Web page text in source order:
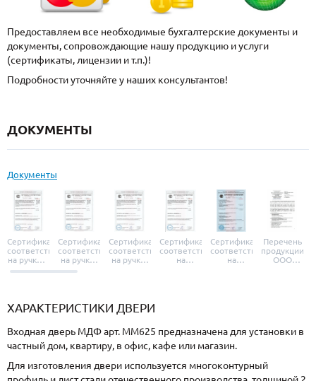
Предоставляем все необходимые бухгалтерские документы и
документы, сопровождающие нашу продукцию и услуги
(сертификаты, лицензии и т.п.)!
Подробности уточняйте у наших консультантов!
ДОКУМЕНТЫ
Документы
Сертификат
соответствия
на ручки и
броненакладки
Сертификат
соответствия
на ручки-
защелки
Сертификат
соответствия
на ручки-
Сертификат
соответствия
на
Сертификат
соответствия
на
Перечень
продукции
ООО
ХАРАКТЕРИСТИКИ ДВЕРИ
Входная дверь МДФ арт. ММ625 предназначена для установки в
частный дом, квартиру, в офис, кафе или магазин.
Для изготовления двери используется многоконтурный